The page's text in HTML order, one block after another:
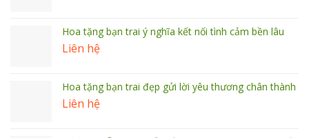
Hoa tặng bạn trai ý nghĩa kết nối tình cảm bền lâu
Liên hệ
Hoa tặng bạn trai đẹp gửi lời yêu thương chân thành
Liên hệ